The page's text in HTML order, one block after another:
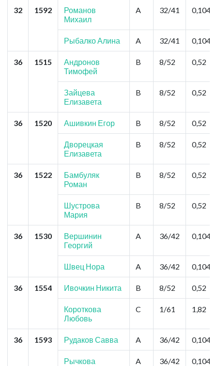
32 1592
Романов
Михаил
A 32/41 0,104
Рыбалко Алина A 32/41 0,104
36 1515
Андронов
Тимофей
B 8/52 0,52
Зайцева
Елизавета
B 8/52 0,52
36 1520 Ашивкин Егор B 8/52 0,52
Дворецкая
Елизавета
B 8/52 0,52
36 1522
Бамбуляк
Роман
B 8/52 0,52
Шустрова
Мария
B 8/52 0,52
36 1530
Вершинин
Георгий
A 36/42 0,104
Швец Нора A 36/42 0,104
36 1554 Ивочкин Никита B 8/52 0,52
Короткова
Любовь
C 1/61 1,82
36 1593 Рудаков Савва A 36/42 0,104
Рычкова
A 36/42 0,104